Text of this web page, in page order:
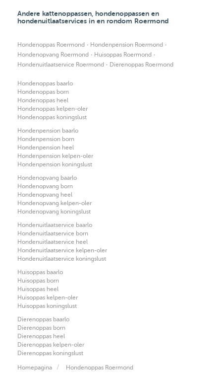
Andere kattenoppassen, hondenoppassen en
hondenuitlaatservices in en rondom Roermond
Hondenoppas Roermond · Hondenpension Roermond ·
Hondenopvang Roermond · Huisoppas Roermond ·
Hondenuitlaatservice Roermond · Dierenoppas Roermond
Hondenoppas baarlo
Hondenoppas born
Hondenoppas heel
Hondenoppas kelpen-oler
Hondenoppas koningslust
Hondenpension baarlo
Hondenpension born
Hondenpension heel
Hondenpension kelpen-oler
Hondenpension koningslust
Hondenopvang baarlo
Hondenopvang born
Hondenopvang heel
Hondenopvang kelpen-oler
Hondenopvang koningslust
Hondenuitlaatservice baarlo
Hondenuitlaatservice born
Hondenuitlaatservice heel
Hondenuitlaatservice kelpen-oler
Hondenuitlaatservice koningslust
Huisoppas baarlo
Huisoppas born
Huisoppas heel
Huisoppas kelpen-oler
Huisoppas koningslust
Dierenoppas baarlo
Dierenoppas born
Dierenoppas heel
Dierenoppas kelpen-oler
Dierenoppas koningslust
Homepagina Hondenoppas Roermond